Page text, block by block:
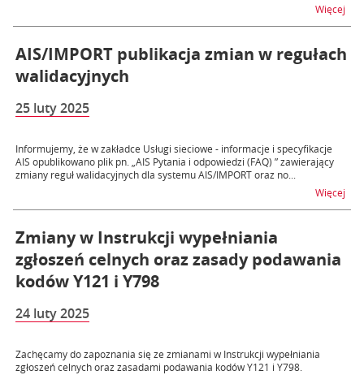
Więcej
AIS/IMPORT publikacja zmian w regułach
walidacyjnych
25 luty 2025
Informujemy, że w zakładce Usługi sieciowe - informacje i specyfikacje
AIS opublikowano plik pn. „AIS Pytania i odpowiedzi (FAQ) ” zawierający
zmiany reguł walidacyjnych dla systemu AIS/IMPORT oraz no...
Więcej
Zmiany w Instrukcji wypełniania
zgłoszeń celnych oraz zasady podawania
kodów Y121 i Y798
24 luty 2025
Zachęcamy do zapoznania się ze zmianami w Instrukcji wypełniania
zgłoszeń celnych oraz zasadami podawania kodów Y121 i Y798.